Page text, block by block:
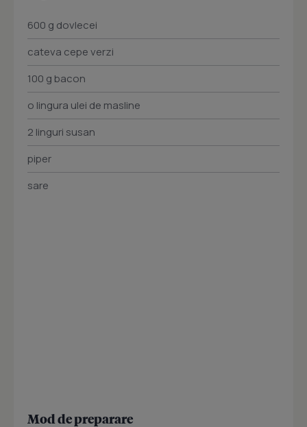
600 g dovlecei
cateva cepe verzi
100 g bacon
o lingura ulei de masline
2 linguri susan
piper
sare
Mod de preparare